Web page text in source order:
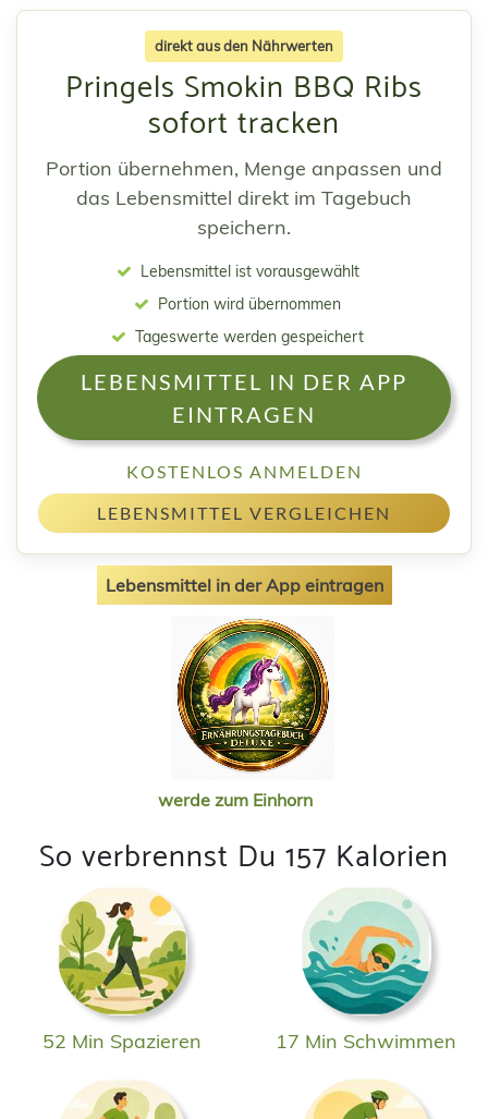
direkt aus den Nährwerten
Pringels Smokin BBQ Ribs
sofort tracken
Portion übernehmen, Menge anpassen und
das Lebensmittel direkt im Tagebuch
speichern.
Lebensmittel ist vorausgewählt
Portion wird übernommen
Tageswerte werden gespeichert
LEBENSMITTEL IN DER APP
EINTRAGEN
KOSTENLOS ANMELDEN
LEBENSMITTEL VERGLEICHEN
Lebensmittel in der App eintragen
werde zum Einhorn
So verbrennst Du 157 Kalorien
52 Min Spazieren 17 Min Schwimmen